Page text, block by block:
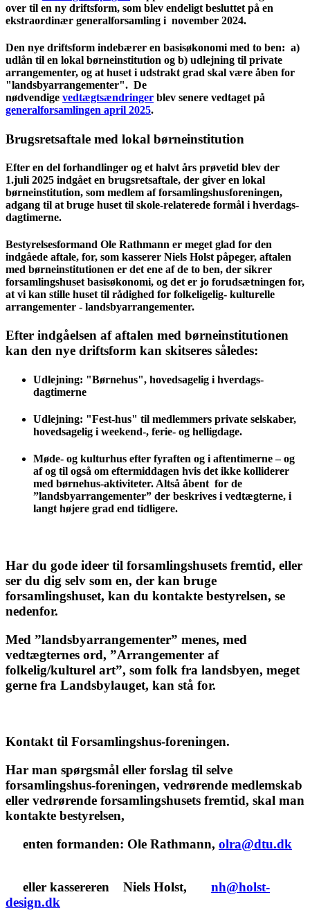
over til en ny driftsform, som blev endeligt besluttet på en
ekstraordinær generalforsamling i november 2024.
Den nye driftsform indebærer en basisøkonomi med to ben: a)
udlån til en lokal børneinstitution og b) udlejning til private
arrangementer, og at huset i udstrakt grad skal være åben for
"landsbyarrangementer". De
nødvendige vedtægtsændringer blev senere vedtaget på
generalforsamlingen april 2025.
Brugsretsaftale med lokal børneinstitution
Efter en del forhandlinger og et halvt års prøvetid blev der
1.juli 2025 indgået en brugsretsaftale, der giver en lokal
børneinstitution, som medlem af forsamlingshusforeningen,
adgang til at bruge huset til skole-relaterede formål i hverdags-
dagtimerne.
Bestyrelsesformand Ole Rathmann er meget glad for den
indgåede aftale, for, som kasserer Niels Holst påpeger, aftalen
med børneinstitutionen er det ene af de to ben, der sikrer
forsamlingshuset basisøkonomi, og det er jo forudsætningen for,
at vi kan stille huset til rådighed for folkeligelig- kulturelle
arrangementer - landsbyarrangementer.
Efter indgåelsen af aftalen med børneinstitutionen
kan den nye driftsform kan skitseres således:
Udlejning: "Børnehus", hovedsagelig i hverdags-
dagtimerne
Udlejning: "Fest-hus" til medlemmers private selskaber,
hovedsagelig i weekend-, ferie- og helligdage.
Møde- og kulturhus efter fyraften og i aftentimerne – og
af og til også om eftermiddagen hvis det ikke kolliderer
med børnehus-aktiviteter. Altså åbent for de
”landsbyarrangementer” der beskrives i vedtægterne, i
langt højere grad end tidligere.
Har du gode ideer til forsamlingshusets fremtid, eller
ser du dig selv som en, der kan bruge
forsamlingshuset, kan du kontakte bestyrelsen, se
nedenfor.
Med ”landsbyarrangementer” menes, med
vedtægternes ord, ”Arrangementer af
folkelig/kulturel art”, som folk fra landsbyen, meget
gerne fra Landsbylauget, kan stå for.
Kontakt til Forsamlingshus-foreningen.
Har man spørgsmål eller forslag til selve
forsamlingshus-foreningen, vedrørende medlemskab
eller vedrørende forsamlingshusets fremtid, skal man
kontakte bestyrelsen,
enten formanden: Ole Rathmann, olra@dtu.dk
eller kassereren Niels Holst, nh@holst-
design.dk